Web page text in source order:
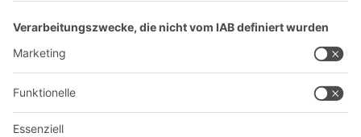
YOUR LIFE.
+49 (6753) 122-922